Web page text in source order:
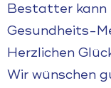
Bestatter kann
Gesundheits-
Herzlichen
Wir wünschen